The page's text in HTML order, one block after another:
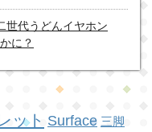
世代うどんイヤホン
に？
ット Surface 三脚